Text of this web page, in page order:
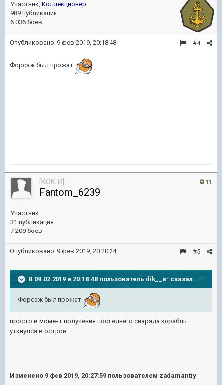
Участник, Коллекционер
989 публикаций
6 036 боёв
#4
Опубликовано: 9 фев 2019, 20:18:48
Форсаж был прожат
11
[KOK-R]
Fantom_6239
Участник
31 публикация
7 208 боёв
#5
Опубликовано: 9 фев 2019, 20:20:24
В 09.02.2019 в 20:18:48 пользователь dik__ar сказал:
Форсаж был прожат
просто в момент получения последнего снаряда корабль
уткнулся в остров
Изменено 9 фев 2019, 20:27:59 пользователем zadamantiy